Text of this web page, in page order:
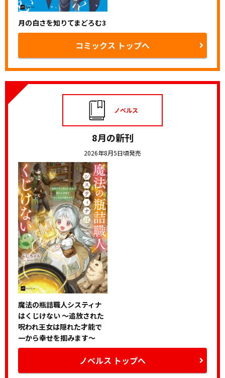
月の白さを知りてまどろむ3
コミックス トップへ
ノベルス
8月の新刊
2026年8月5日頃発売
魔法の瓶詰職人システィナ
はくじけない ～追放された
呪われ王女は隠れた才能で
一から幸せを掴みます～
ノベルス トップへ